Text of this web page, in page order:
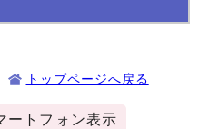
トップページへ戻る
ートフォン表示